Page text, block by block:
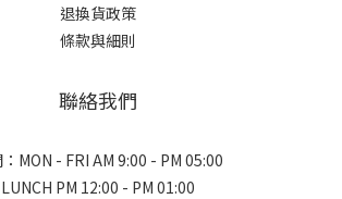
退換貨政策
條款與細則
聯絡我們
MON - FRI AM 9:00 - PM 05:00
LUNCH PM 12:00 - PM 01:00